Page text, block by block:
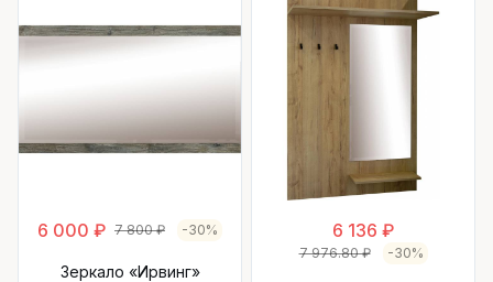
6 000 ₽ 7 800 ₽ -30%
Зеркало «Ирвинг»
6 136 ₽
7 976.80 ₽ -30%